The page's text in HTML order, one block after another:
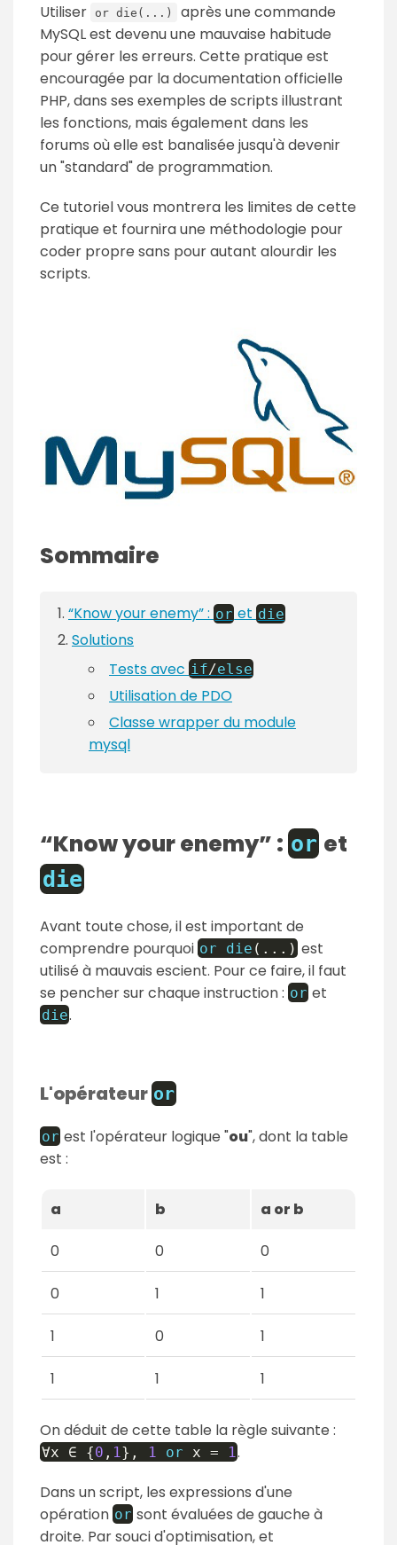
Utiliser or die(...)
après une commande
MySQL est devenu une mauvaise habitude
pour gérer les erreurs. Cette pratique est
encouragée par la documentation officielle
PHP, dans ses exemples de scripts illustrant
les fonctions, mais également dans les
forums où elle est banalisée jusqu'à devenir
un "standard" de programmation.
Ce tutoriel vous montrera les limites de cette
pratique et fournira une méthodologie pour
coder propre sans pour autant alourdir les
scripts.
Sommaire
Know your enemy : or etdie
Solutions
Tests avec if/else
Utilisation de PDO
Classe wrapper du module
mysql
Know your enemy : or et
die
Avant toute chose, il est important de
comprendre pourquoi or die ( ... ) est
utilisé à mauvais escient. Pour ce faire, il faut
se pencher sur chaque instruction : or et
die.
L'opérateur or
or est l'opérateur logique "ou", dont la table
est :
a b a or b
0 0 0
0 1 1
1 0 1
1 1 1
On déduit de cette table la règle suivante :
∀x ∈ {0 , 1 } , 1 or x = 1 .
Dans un script, les expressions d'une
opération or sont évaluées de gauche à
droite. Par souci d'optimisation, et